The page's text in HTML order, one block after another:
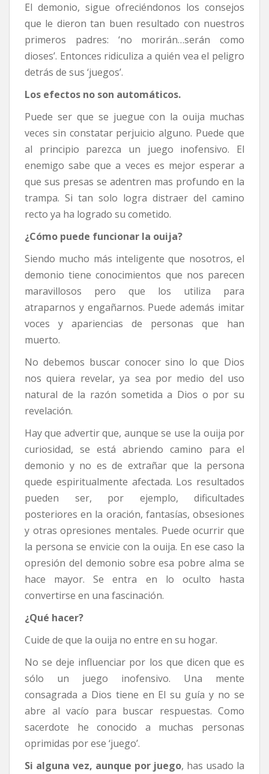
El demonio, sigue ofreciéndonos los consejos
que le dieron tan buen resultado con nuestros
primeros padres: ‘no morirán…serán como
dioses’. Entonces ridiculiza a quién vea el peligro
detrás de sus ‘juegos’.
Los efectos no son automáticos.
Puede ser que se juegue con la ouija muchas
veces sin constatar perjuicio alguno. Puede que
al principio parezca un juego inofensivo. El
enemigo sabe que a veces es mejor esperar a
que sus presas se adentren mas profundo en la
trampa. Si tan solo logra distraer del camino
recto ya ha logrado su cometido.
¿Cómo puede funcionar la ouija?
Siendo mucho más inteligente que nosotros, el
demonio tiene conocimientos que nos parecen
maravillosos pero que los utiliza para
atraparnos y engañarnos. Puede además imitar
voces y apariencias de personas que han
muerto.
No debemos buscar conocer sino lo que Dios
nos quiera revelar, ya sea por medio del uso
natural de la razón sometida a Dios o por su
revelación.
Hay que advertir que, aunque se use la ouija por
curiosidad, se está abriendo camino para el
demonio y no es de extrañar que la persona
quede espiritualmente afectada. Los resultados
pueden ser, por ejemplo, dificultades
posteriores en la oración, fantasías, obsesiones
y otras opresiones mentales. Puede ocurrir que
la persona se envicie con la ouija. En ese caso la
opresión del demonio sobre esa pobre alma se
hace mayor. Se entra en lo oculto hasta
convertirse en una fascinación.
¿Qué hacer?
Cuide de que la ouija no entre en su hogar.
No se deje influenciar por los que dicen que es
sólo un juego inofensivo. Una mente
consagrada a Dios tiene en El su guía y no se
abre al vacío para buscar respuestas. Como
sacerdote he conocido a muchas personas
oprimidas por ese ‘juego’.
Si alguna vez, aunque por juego, has usado la